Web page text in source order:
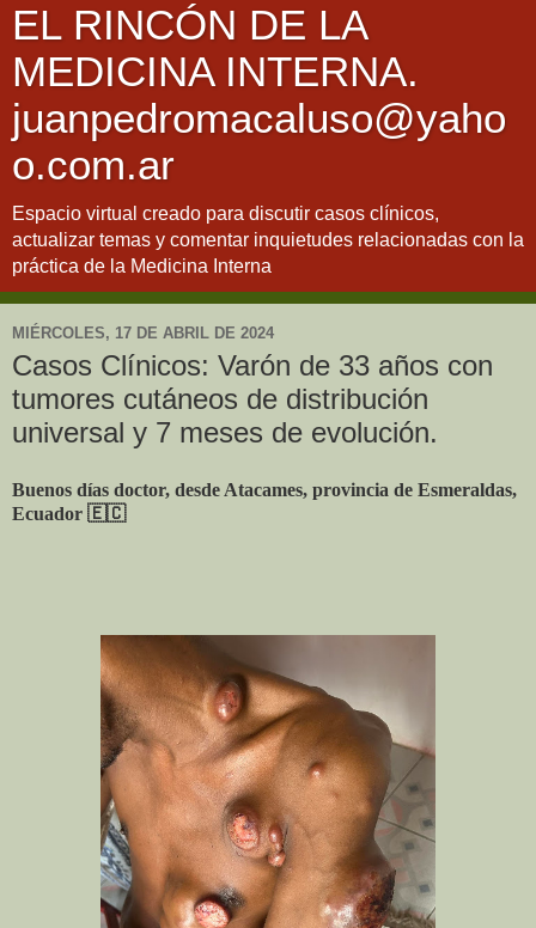
EL RINCÓN DE LA
MEDICINA INTERNA.
juanpedromacaluso@yaho
o.com.ar
Espacio virtual creado para discutir casos clínicos,
actualizar temas y comentar inquietudes relacionadas con la
práctica de la Medicina Interna
MIÉRCOLES, 17 DE ABRIL DE 2024
Casos Clínicos: Varón de 33 años con
tumores cutáneos de distribución
universal y 7 meses de evolución.
Buenos días doctor, desde Atacames, provincia de Esmeraldas,
Ecuador 🇪🇨